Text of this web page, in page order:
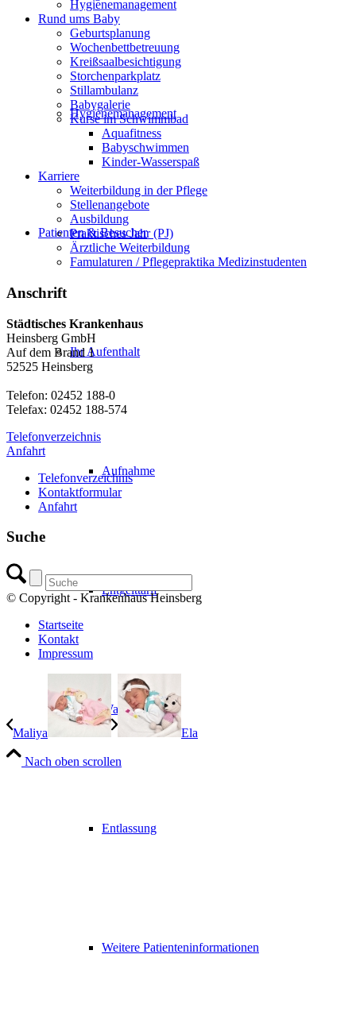
Hygienemanagement
Patienten & Besucher
Ihr Aufenthalt
Aufnahme
Entgelttarif
Wahlleistungen
Entlassung
Weitere Patienteninformationen
Hygienemanagement
Rund ums Baby
Geburtsplanung
Wochenbettbetreuung
Kreißsaalbesichtigung
Storchenparkplatz
Stillambulanz
Babygalerie
Kurse im Schwimmbad
Aquafitness
Babyschwimmen
Kinder-Wasserspaß
Karriere
Weiterbildung in der Pflege
Stellenangebote
Ausbildung
Praktisches Jahr (PJ)
Ärztliche Weiterbildung
Famulaturen / Pflegepraktika Medizinstudenten
Anschrift
Städtisches Krankenhaus
Heinsberg GmbH
Auf dem Brand 1
52525 Heinsberg
Telefon: 02452 188-0
Telefax: 02452 188-574
Telefonverzeichnis
Anfahrt
Telefonverzeichnis
Kontaktformular
Anfahrt
Suche
© Copyright - Krankenhaus Heinsberg
Startseite
Kontakt
Impressum
Maliya Ela
Nach oben scrollen